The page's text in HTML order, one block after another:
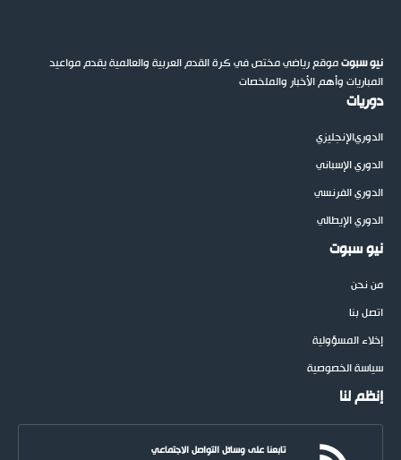
نيو سبوتموقع رياضي مختص في كرة القدم العربية والعالمية يقدم مواعيد
المباريات وأهم الأخبار والملخصات
دوريات
الدوريالإنجليزي
الدوري الإسباني
الدوري الفرنسي
الدوري الإيطالي
نيو سبوت
من نحن
اتصل بنا
إخلاء المسؤولية
سياسة الخصوصية
إنظم لنا
تابعنا على وسائل التواصل الاجتماعي